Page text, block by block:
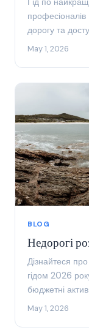
професіоналів
дорогу та
May 1, 2026
BLOG
Недорогі
Дізнайтеся
гідом 2026
бюджетні
May 1, 2026